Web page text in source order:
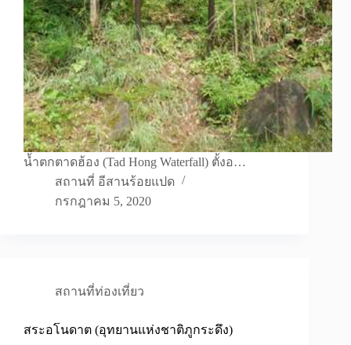
น้ำตกตาดฮ้อง (Tad Hong Waterfall) ตั้งอ…
สถานที่ อีสานร้อยแปด
กรกฎาคม 5, 2020
สถานที่ท่องเที่ยว
สระอโนดาต (อุทยานแห่งชาติภูกระดึง)